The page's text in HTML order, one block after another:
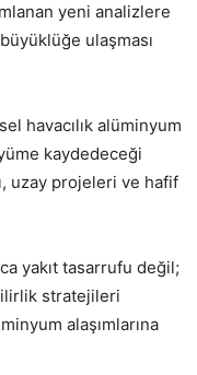
yeni analizlere
ulaşması
havacılık alüminyum
kaydedeceği
uzay projeleri ve hafif
yakıt tasarrufu değil;
stratejileri
alaşımlarına